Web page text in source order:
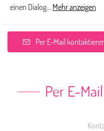
einen Dialog... Mehr anzeigen
Per E-Mail
Per E-